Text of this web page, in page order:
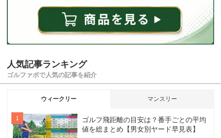
人気記事ランキング
ゴルファボで人気の記事を紹介
ウィークリー マンスリー
ゴルフ飛距離の目安は？番手ごとの平均
値を総まとめ【男女別ヤード早見表】